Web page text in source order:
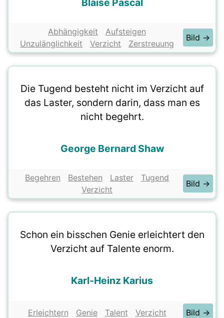
Blaise Pascal
Abhängigkeit
Aufsteigen
Unzulänglichkeit
Verzicht Zerstreuung
Bild →
Die Tugend besteht nicht im Verzicht auf
das Laster, sondern darin, dass man es
nicht begehrt.
George Bernard Shaw
Begehren Bestehen Laster
Tugend
Verzicht
Bild →
Schon ein bisschen Genie erleichtert den
Verzicht auf Talente enorm.
Karl-Heinz Karius
Erleichtern Genie Talent Verzicht Bild →